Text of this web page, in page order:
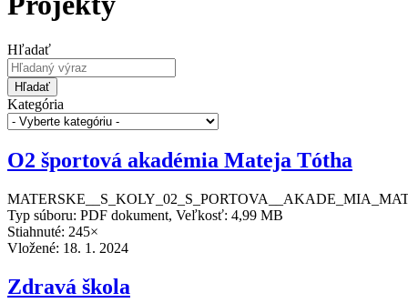
Hľadať
Hľadať
Kategória
O2 športová akadémia Mateja Tótha
Typ súboru: PDF dokument, Veľkosť: 4,99 MB
Stiahnuté: 245×
Vložené: 18. 1. 2024
Zdravá škola